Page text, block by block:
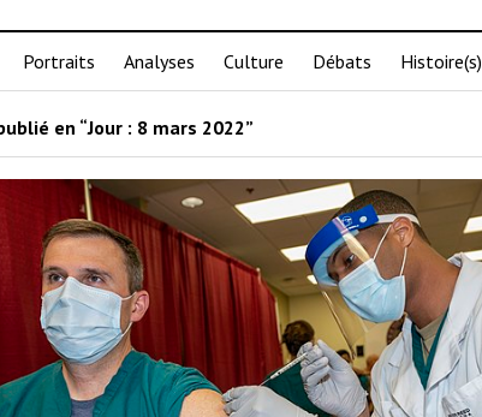
Portraits Analyses Culture Débats Histoire(s)
en “Jour : 8 mars 2022”